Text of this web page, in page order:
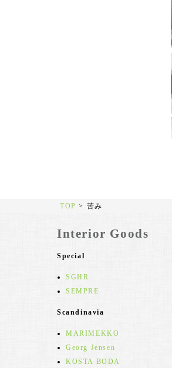
TOP > 苦み
Interior Goods
Special
SGHR
SEMPRE
Scandinavia
MARIMEKKO
Georg Jensen
KOSTA BODA